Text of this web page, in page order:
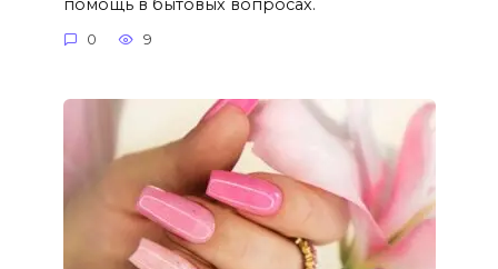
помощь в бытовых вопросах.
0 9